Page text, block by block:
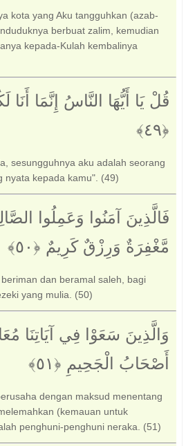
kota yang Aku tangguhkan (azab-
berbuat zalim, kemudian
kepada-Kulah kembalinya
قُلْ يَا أَيُّهَا النَّاسُ إِنَّمَا أَنَا
sesungguhnya aku adalah seorang
nyata kepada kamu". (49)
فَالَّذِينَ آمَنُوا وَعَمِلُوا
مَّغْفِرَةٌ وَرِزْقٌ كَرِيمٌ ‎﴿٥٠﴾‏
dan beramal saleh, bagi
yang mulia. (50)
وَالَّذِينَ سَعَوْا فِي آيَاتِنَا
أَصْحَابُ الْجَحِيمِ ‎﴿٥١﴾‏
dengan maksud menentang
(kemauan untuk
penghuni-penghuni neraka. (51)